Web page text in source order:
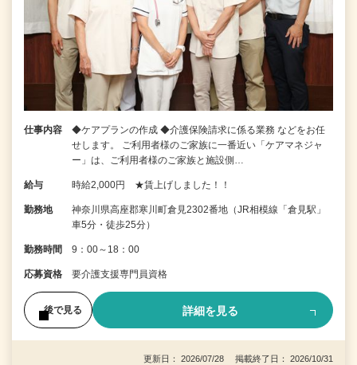
仕事内容
◆ケアプランの作成 ◆介護保険請求に係る業務 などをお任
せします。 ご利用者様のご家族に一番近い「ケアマネジャ
ー」は、ご利用者様のご家族と施設側…
給与 時給2,000円 ★賃上げしました！！
勤務地
神奈川県高座郡寒川町倉見2302番地（JR相模線「倉見駅」
車5分・徒歩25分）
勤務時間 9：00～18：00
応募資格 要介護支援専門員資格
後で見る 詳細を見る
更新日： 2026/07/28 掲載終了日： 2026/10/31